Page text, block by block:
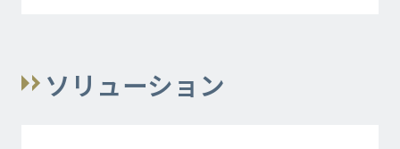
ソリューション